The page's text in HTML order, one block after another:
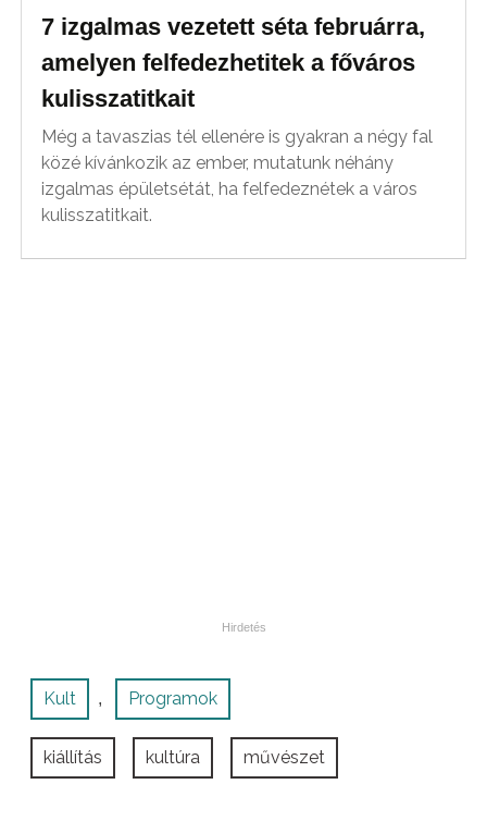
7 izgalmas vezetett séta februárra,
amelyen felfedezhetitek a főváros
kulisszatitkait
Még a tavaszias tél ellenére is gyakran a négy fal
közé kívánkozik az ember, mutatunk néhány
izgalmas épületsétát, ha felfedeznétek a város
kulisszatitkait.
Kult , Programok
kiállítás kultúra művészet